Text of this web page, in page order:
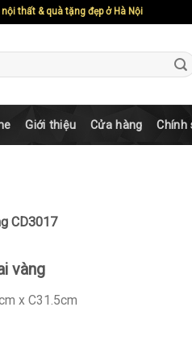
thất & quà tặng đẹp ở Hà Nội
Giới thiệu Cửa hàng Chính
CD3017
vàng
x C31.5cm